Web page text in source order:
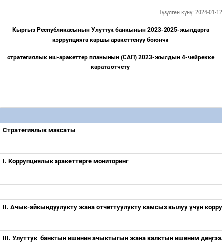
Түзүлгөн күнү: 2024-01-12
Кыргыз Республикасынын Улуттук банкынын 2023-2025-жылдарга
коррупцияга каршы аракеттенүү боюнча
стратегиялык иш-аракеттер планынын (САП) 2023-жылдын 4-чейрекке
карата отчету
Стратегиялык максаты
I. Коррупциялык аракеттерге мониторинг
II. Ачык-айкындуулукту жана отчеттуулукту камсыз кылуу үчүн
III. Улуттук банктын ишинин ачыктыгын жана калктын ишеним